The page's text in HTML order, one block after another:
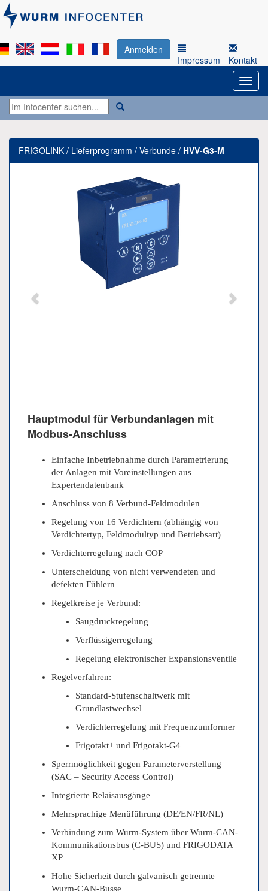
Anmelden
Impressum
Kontakt
FRIGOLINK / Lieferprogramm / Verbunde / HVV-G3-M
Hauptmodul für Verbundanlagen mit
Modbus-Anschluss
Einfache Inbetriebnahme durch Parametrierung
der Anlagen mit Voreinstellungen aus
Expertendatenbank
Anschluss von 8 Verbund-Feldmodulen
Regelung von 16 Verdichtern (abhängig von
Verdichtertyp, Feldmodultyp und Betriebsart)
Verdichterregelung nach COP
Unterscheidung von nicht verwendeten und
defekten Fühlern
Regelkreise je Verbund:
Saugdruckregelung
Verflüssigerregelung
Regelung elektronischer Expansionsventile
Regelverfahren:
Standard-Stufenschaltwerk mit
Grundlastwechsel
Verdichterregelung mit Frequenzumformer
Frigotakt+ und Frigotakt-G4
Sperrmöglichkeit gegen Parameterverstellung
(SAC – Security Access Control)
Integrierte Relaisausgänge
Mehrsprachige Menüführung (DE/EN/FR/NL)
Verbindung zum Wurm-System über Wurm-CAN-
Kommunikationsbus (C-BUS) und FRIGODATA
XP
Hohe Sicherheit durch galvanisch getrennte
Wurm-CAN-Busse